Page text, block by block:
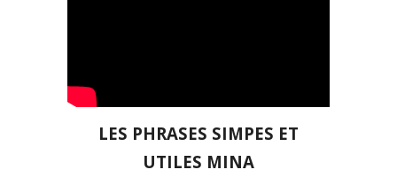
LES PHRASES SIMPES ET
UTILES MINA